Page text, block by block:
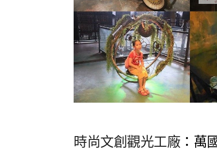
時尚文創觀光工廠 ：萬